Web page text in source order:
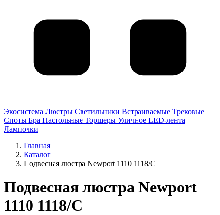
Экосистема Люстры Светильники Встраиваемые Трековые
Споты Бра Настольные Торшеры Уличное LED-лента
Лампочки
Главная
Каталог
Подвесная люстра Newport 1110 1118/C
Подвесная люстра Newport
1110 1118/C